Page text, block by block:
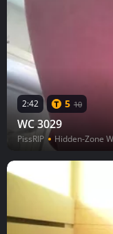
2:42 5 10
WC 3029
PissRIP Hidden-Zone